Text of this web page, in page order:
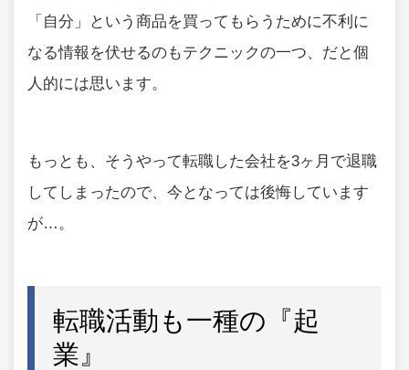
「自分」という商品を買ってもらうために不利に
なる情報を伏せるのもテクニックの一つ、だと個
人的には思います。
もっとも、そうやって転職した会社を3ヶ月で退職
してしまったので、今となっては後悔しています
が…。
転職活動も一種の『起
業』